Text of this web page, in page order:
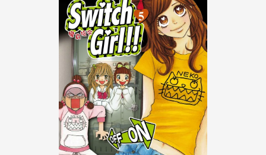
【公告】因 Readmoo 讀墨系統維護中，本站同步暫
停部分閱讀服務